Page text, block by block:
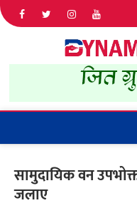
सामुदायिक वन
जलाए